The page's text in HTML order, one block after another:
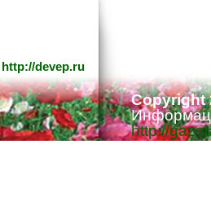
http://devep.ru
Copyright
http://